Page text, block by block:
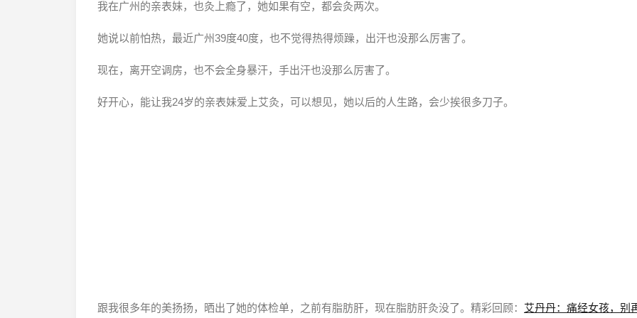
我在广州的亲表妹，也灸上瘾了，她如果有空，都会灸两次。
她说以前怕热，最近广州39度40度，也不觉得热得烦躁，出汗也没那么厉害了。
现在，离开空调房，也不会全身暴汗，手出汗也没那么厉害了。
好开心，能让我24岁的亲表妹爱上艾灸，可以想见，她以后的人生路，会少挨很多刀子。
跟我很多年的美扬扬，晒出了她的体检单，之前有脂肪肝，现在脂肪肝灸没了。精彩回顾： 艾丹丹：痛经女孩，别